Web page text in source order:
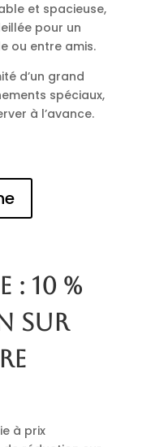
et spacieuse,
pour un
ou entre amis.
d’un grand
spéciaux,
à l’avance.
10 %
sur
à prix